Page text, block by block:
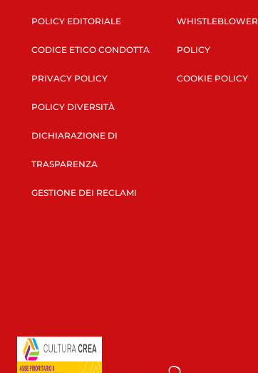
POLICY EDITORIALE
CODICE ETICO CONDOTTA
PRIVACY POLICY
POLICY DIVERSITÀ
DICHIARAZIONE DI
TRASPARENZA
GESTIONE DEI RECLAMI
WHISTLEBLOWER
POLICY
COOKIE POLICY